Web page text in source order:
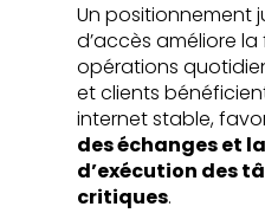
Un positionnement
d’accès améliore
opérations
et clients
internet stable,
des échanges et
d’exécution des
critiques.